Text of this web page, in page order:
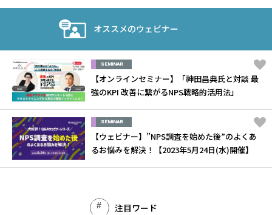
オススメのウェビナー
SEMINAR
【オンラインセミナー】「神田昌典氏と対談 最
強のKPI 改善に繋がるNPS戦略的活用法」
SEMINAR
【ウェビナー】”NPS調査を始めた後”のよくあ
るお悩みを解決！【2023年5月24日(水)開催】
注目ワード